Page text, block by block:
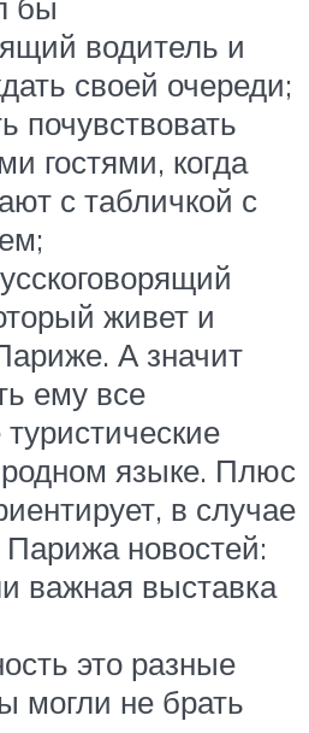
водитель и
своей очереди;
почувствовать
гостями, когда
с табличкой с
живет и
А значит
ему все
языке. Плюс
в случае
новостей:
важная выставка
это разные
могли не брать